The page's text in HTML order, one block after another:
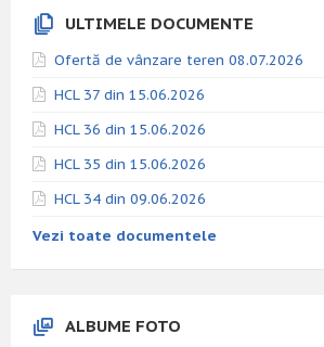
ULTIMELE DOCUMENTE
Ofertă de vânzare teren 08.07.2026
HCL 37 din 15.06.2026
HCL 36 din 15.06.2026
HCL 35 din 15.06.2026
HCL 34 din 09.06.2026
Vezi toate documentele
ALBUME FOTO